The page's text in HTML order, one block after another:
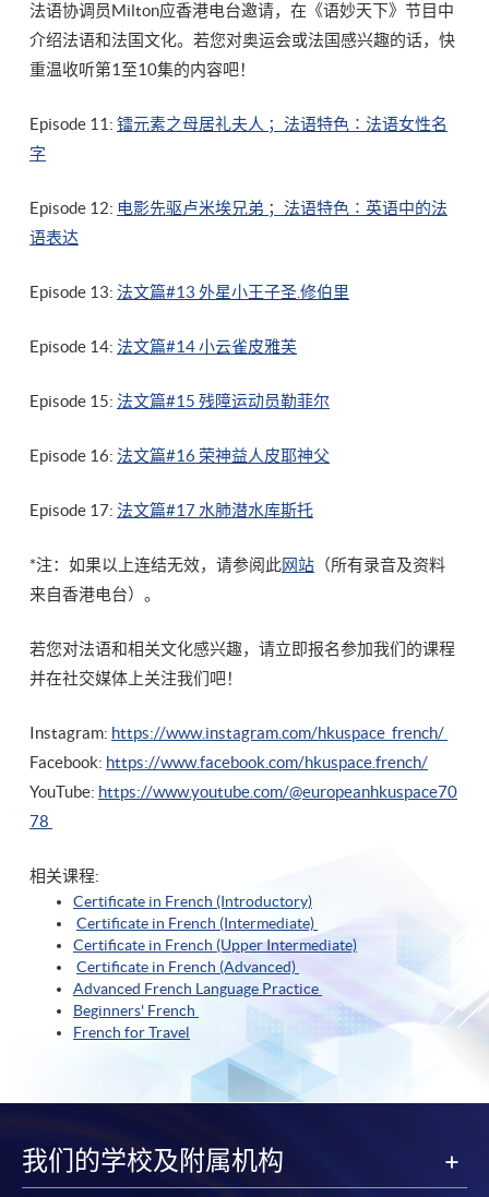
法语协调员Milton应香港电台邀请，在《语妙天下》节目中
介绍法语和法国文化。若您对奥运会或法国感兴趣的话，快
重温收听第1至10集的内容吧！
Episode 11: 镭元素之母居礼夫人 ；法语特色∶法语女性名
字
Episode 12: 电影先驱卢米埃兄弟 ；法语特色∶英语中的法
语表达
Episode 13: 法文篇#13 外星小王子圣.修伯里
Episode 14: 法文篇#14 小云雀皮雅芙
Episode 15: 法文篇#15 残障运动员勒菲尔
Episode 16: 法文篇#16 荣神益人皮耶神父
Episode 17: 法文篇#17 水肺潜水库斯托
*注：如果以上连结无效，请参阅此网站 （所有录音及资料
来自香港电台）。
若您对法语和相关文化感兴趣，请立即报名参加我们的课程
并在社交媒体上关注我们吧！
Instagram: https://www.instagram.com/hkuspace_french/
Facebook: https://www.facebook.com/hkuspace.french/
YouTube: https://www.youtube.com/@europeanhkuspace70
78
相关课程:
Certificate in French (Introductory)
Certificate in French (Intermediate)
Certificate in French (Upper Intermediate)
Certificate in French (Advanced)
Advanced French Language Practice
Beginners' French
French for Travel
我们的学校及附属机构